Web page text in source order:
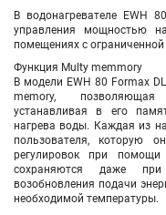
В водонагревателе EWH
управления мощностью
помещениях с
Функция Multy memmory
В модели EWH 80 Formax
memory, позволяющая
устанавливая в его
нагрева воды. Каждая из
пользователя, которую
регулировок при помощи
сохраняются даже при
возобновления подачи
необходимой температуры.